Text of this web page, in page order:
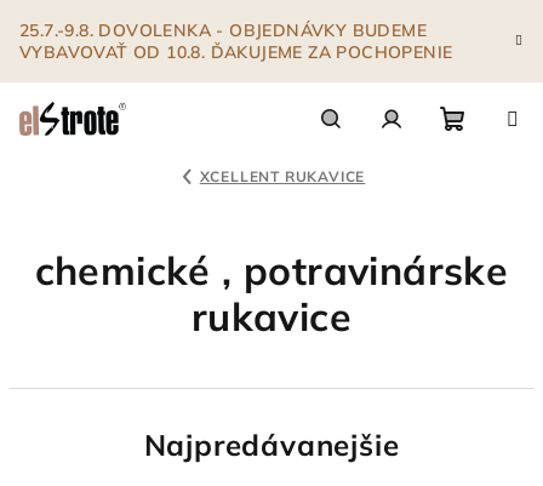
obsah
25.7.-9.8. DOVOLENKA - OBJEDNÁVKY BUDEME
VYBAVOVAŤ OD 10.8. ĎAKUJEME ZA POCHOPENIE
XCELLENT RUKAVICE
chemické , potravinárske
rukavice
Najpredávanejšie